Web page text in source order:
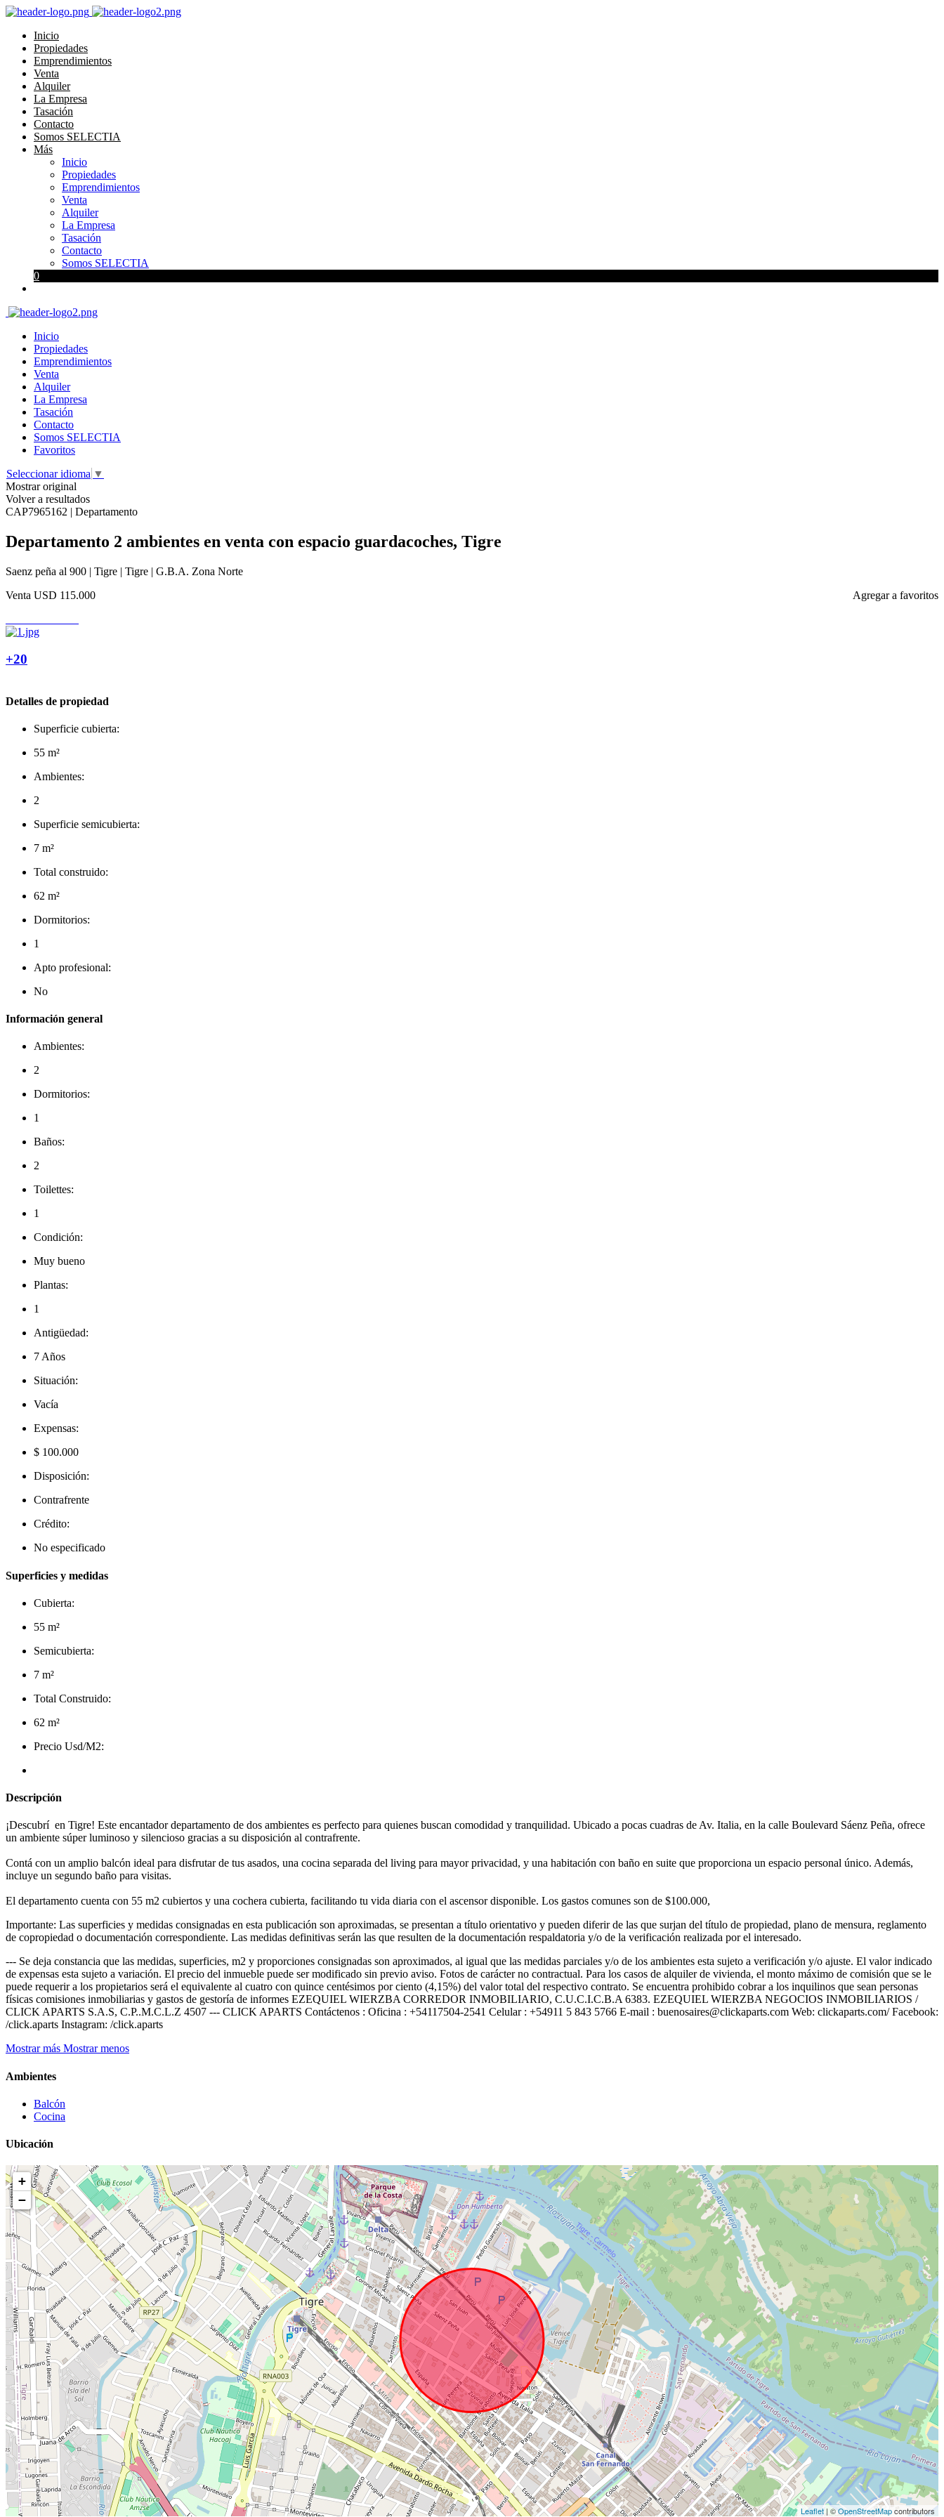
Inicio
Propiedades
Emprendimientos
Venta
Alquiler
La Empresa
Tasación
Contacto
Somos SELECTIA
Más
Inicio
Propiedades
Emprendimientos
Venta
Alquiler
La Empresa
Tasación
Contacto
Somos SELECTIA
0
Inicio
Propiedades
Emprendimientos
Venta
Alquiler
La Empresa
Tasación
Contacto
Somos SELECTIA
Favoritos
Seleccionar idioma ▼
Mostrar original
Volver a resultados
CAP7965162 | Departamento
Departamento 2 ambientes en venta con espacio guardacoches, Tigre
Saenz peña al 900 | Tigre | Tigre | G.B.A. Zona Norte
Agregar a favoritos
Venta USD 115.000
+20
Detalles de propiedad
Superficie cubierta:
55 m²
Ambientes:
2
Superficie semicubierta:
7 m²
Total construido:
62 m²
Dormitorios:
1
Apto profesional:
No
Información general
Ambientes:
2
Dormitorios:
1
Baños:
2
Toilettes:
1
Condición:
Muy bueno
Plantas:
1
Antigüedad:
7 Años
Situación:
Vacía
Expensas:
$ 100.000
Disposición:
Contrafrente
Crédito:
No especificado
Superficies y medidas
Cubierta:
55 m²
Semicubierta:
7 m²
Total Construido:
62 m²
Precio Usd/M2:
Descripción
¡Descubrí en Tigre! Este encantador departamento de dos ambientes es perfecto para quienes buscan comodidad y tranquilidad. Ubicado a pocas cuadras de Av. Italia, en la calle Boulevard Sáenz Peña, ofrece
un ambiente súper luminoso y silencioso gracias a su disposición al contrafrente.
Contá con un amplio balcón ideal para disfrutar de tus asados, una cocina separada del living para mayor privacidad, y una habitación con baño en suite que proporciona un espacio personal único. Además,
incluye un segundo baño para visitas.
El departamento cuenta con 55 m2 cubiertos y una cochera cubierta, facilitando tu vida diaria con el ascensor disponible. Los gastos comunes son de $100.000,
Importante: Las superficies y medidas consignadas en esta publicación son aproximadas, se presentan a título orientativo y pueden diferir de las que surjan del título de propiedad, plano de mensura, reglamento
de copropiedad o documentación correspondiente. Las medidas definitivas serán las que resulten de la documentación respaldatoria y/o de la verificación realizada por el interesado.
--- Se deja constancia que las medidas, superficies, m2 y proporciones consignadas son aproximados, al igual que las medidas parciales y/o de los ambientes esta sujeto a verificación y/o ajuste. El valor indicado
de expensas esta sujeto a variación. El precio del inmueble puede ser modificado sin previo aviso. Fotos de carácter no contractual. Para los casos de alquiler de vivienda, el monto máximo de comisión que se le
puede requerir a los propietarios será el equivalente al cuatro con quince centésimos por ciento (4,15%) del valor total del respectivo contrato. Se encuentra prohibido cobrar a los inquilinos que sean personas
físicas comisiones inmobiliarias y gastos de gestoría de informes EZEQUIEL WIERZBA CORREDOR INMOBILIARIO, C.U.C.I.C.B.A 6383. EZEQUIEL WIERZBA NEGOCIOS INMOBILIARIOS /
CLICK APARTS S.A.S, C.P..M.C.L.Z 4507 --- CLICK APARTS Contáctenos : Oficina : +54117504-2541 Celular : +54911 5 843 5766 E-mail : buenosaires@clickaparts.com Web: clickaparts.com/ Facebook:
/click.aparts Instagram: /click.aparts
Mostrar más Mostrar menos
Ambientes
Balcón
Cocina
Ubicación
+
−
Leaflet| ©OpenStreetMapcontributors